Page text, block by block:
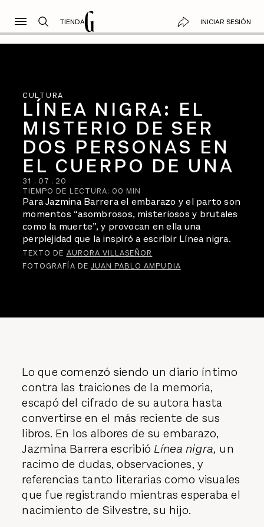
TIENDA INICIAR SESIÓN
CULTURA
LÍNEA NIGRA: EL
MISTERIO DE SER
DOS PERSONAS EN
EL CUERPO DE UNA
31 . 07 . 20
TIEMPO DE LECTURA: 00 MIN
Para Jazmina Barrera el embarazo y el parto son
momentos “asombrosos, misteriosos y brutales
como la muerte”, y provocan en ella una
perplejidad que la inspiró a escribir Línea nigra.
TEXTO DE AURORA VILLASEÑOR
FOTOGRAFÍA DE JUAN PABLO AMPUDIA
Lo que comenzó siendo un diario íntimo
contra las traiciones de la memoria,
escapó del cifrado de su autora hasta
convertirse en el más reciente de sus
libros. En los albores de su embarazo,
Jazmina Barrera escribió Línea nigra, un
racimo de dudas, observaciones, y
referencias tanto literarias como visuales
que fue registrando mientras esperaba el
nacimiento de Silvestre, su hijo.